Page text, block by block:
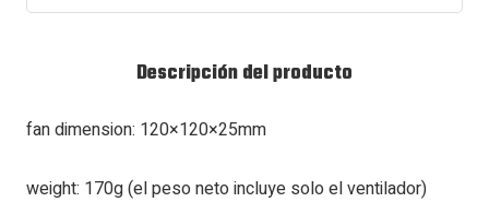
Descripción del producto
fan dimension: 120×120×25mm
weight: 170g (el peso neto incluye solo el ventilador)